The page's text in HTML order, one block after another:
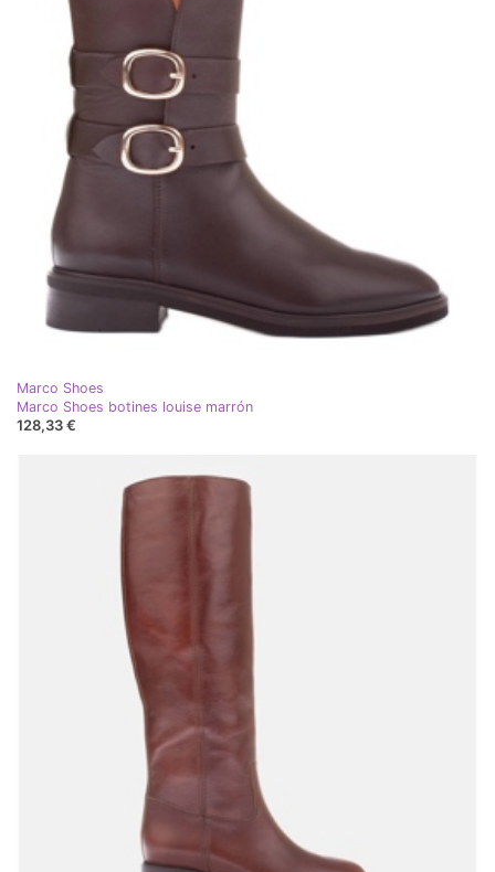
Marco Shoes
Marco Shoes botines louise marrón
128,33 €